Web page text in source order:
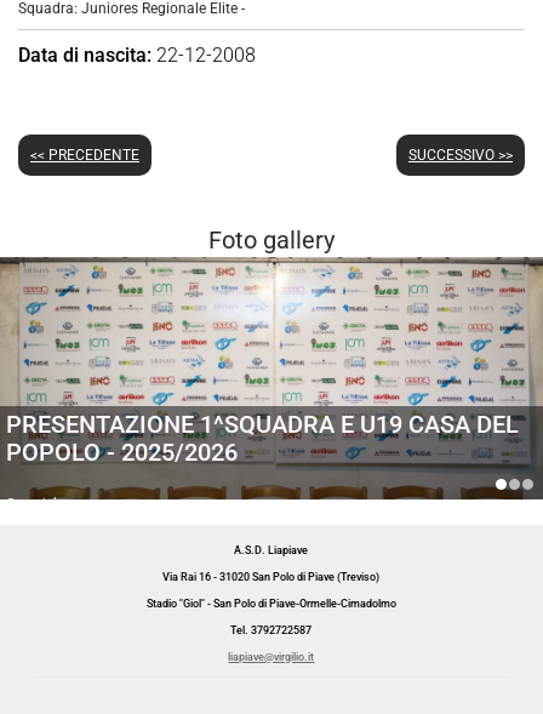
Squadra: Juniores Regionale Elite -
Data di nascita: 22-12-2008
<< PRECEDENTE SUCCESSIVO >>
Foto gallery
PRESENTAZIONE 1^SQUADRA E U19 CASA DEL
POPOLO - 2025/2026
Generiche
A.S.D. Liapiave
Via Rai 16 - 31020 San Polo di Piave (Treviso)
Stadio "Giol" - San Polo di Piave-Ormelle-Cimadolmo
Tel. 3792722587
liapiave@virgilio.it